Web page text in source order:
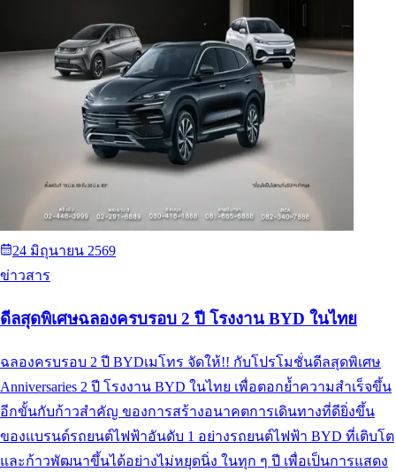
24 มิถุนายน 2569
ข่าวสาร
ดีลสุดพิเศษฉลองครบรอบ 2 ปี โรงงาน BYD ในไทย
ฉลองครบรอบ 2 ปี BYDเมโทร จัดให้!! กับโปรโมชั่นดีลสุดพิเศษ
Anniversaries 2 ปี โรงงาน BYD ในไทย เพื่อตอกย้ำความสำเร็จขึ้น
อีกขั้นกับก้าวสำคัญ ของการสร้างอนาคตการเดินทางที่ดียิ่งขึ้น
ของแบรนด์รถยนต์ไฟฟ้าอันดับ 1 อย่างรถยนต์ไฟฟ้า BYD ที่เติบโต
และก้าวพัฒนาขึ้นได้อย่างไม่หยุดนิ่ง ในทุก ๆ ปี เพื่อเป็นการแสดง